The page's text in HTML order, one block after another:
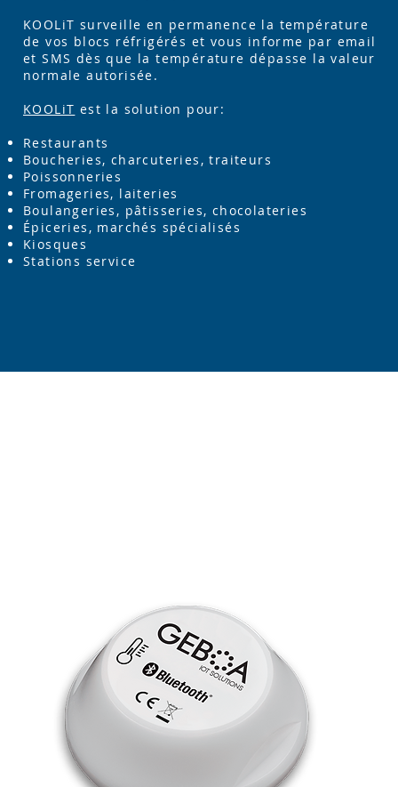
KOOLiT surveille en permanence la température
de vos blocs réfrigérés et vous informe par email
et SMS dès que la température dépasse la valeur
normale autorisée.
KOOLiT est la solution pour:
Restaurants
Boucheries, charcuteries, traiteurs
Poissonneries
Fromageries, laiteries
Boulangeries, pâtisseries, chocolateries
Épiceries, marchés spécialisés
Kiosques
Stations service